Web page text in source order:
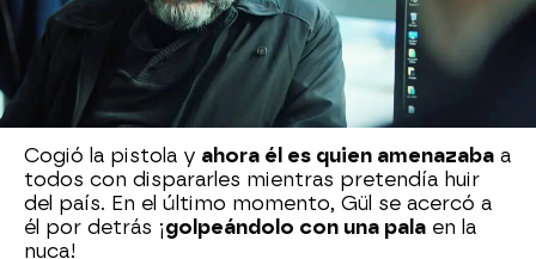
Merdan les insistía en llevar al joven ante la
policía, pero
se les fue de las manosy tras
enfrentarse todos a él, Serdar consiguió librarse
de Çinar que le estaba apuntando con una
pistola.
Cogió la pistola y ahora él es quien amenazaba a
todos con dispararles mientras pretendía huir
del país. En el último momento, Gül se acercó a
él por detrás ¡golpeándolo con una pala en la
nuca!